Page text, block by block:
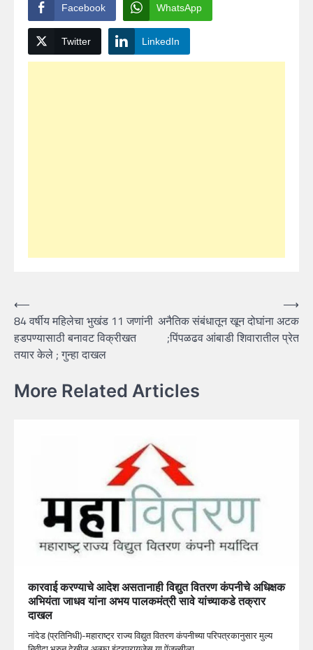
Facebook WhatsApp
Twitter LinkedIn
Post
navigation
⟵
84 वर्षीय महिलेचा भुखंड 11 जणांनी
हडपण्यासाठी बनावट विक्रीखत
तयार केले ; गुन्हा दाखल
अनैतिक संबंधातून खून दोघांना अटक
;पिंपळढव आंबाडी शिवारातील प्रेत
⟶
More Related Articles
कारवाई करण्याचे आदेश असतानाही विद्युत वितरण कंपनीचे अधिक्षक
अभियंता जाधव यांना अभय पालकमंत्री सावे यांच्याकडे तक्रार
दाखल
नांदेड (प्रतिनिधी)-महाराष्ट्र राज्य विद्युत वितरण कंपनीच्या परिपत्रकानुसार मुल्य